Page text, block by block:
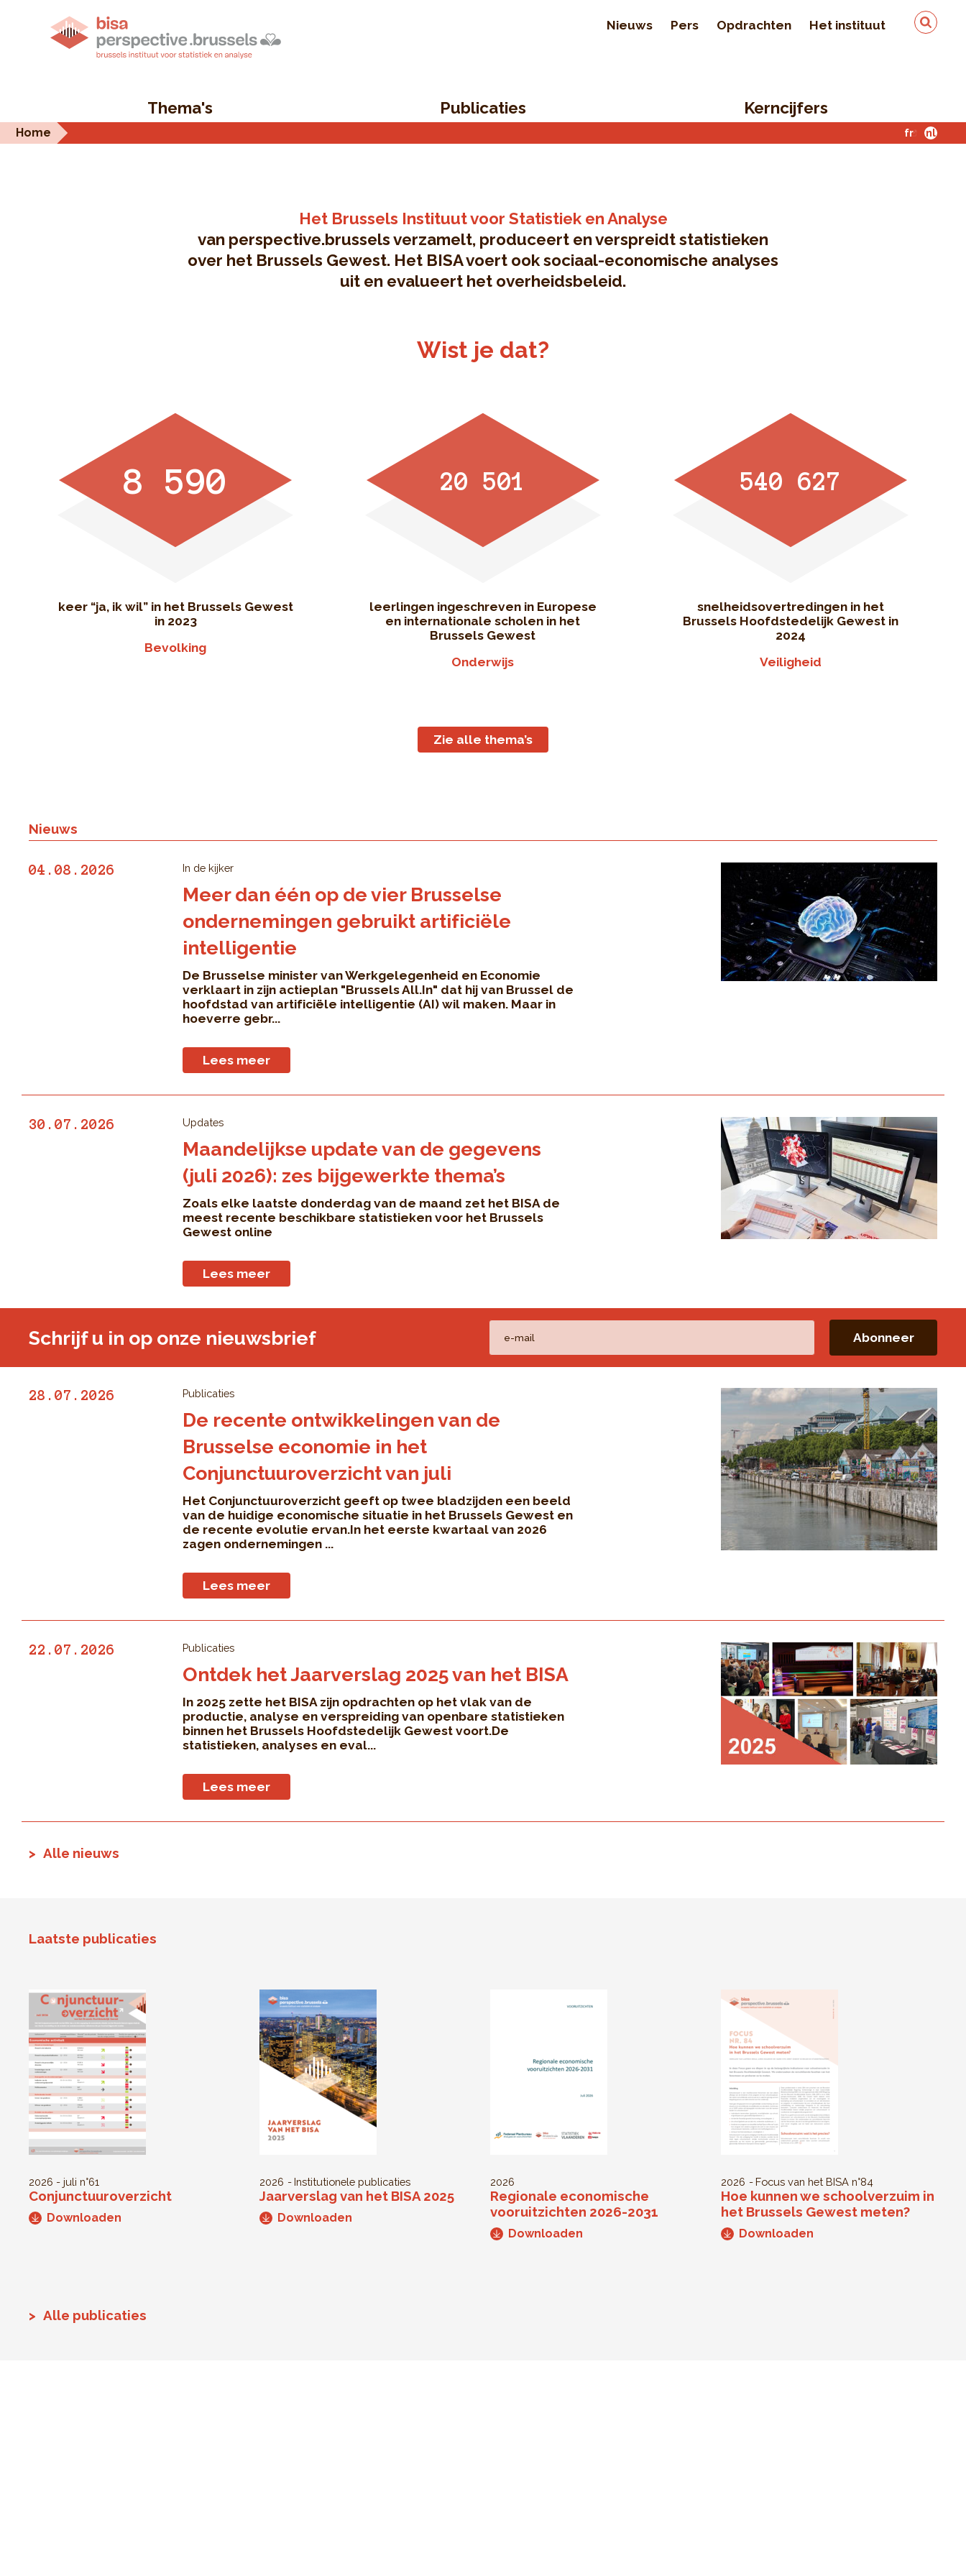
Nieuws Pers Opdrachten Het instituut
Kwaliteit en veiligheid
Thema's Publicaties Kerncijfers
Home fr nl
Het Brussels Instituut voor Statistiek en Analyse
van perspective.brussels verzamelt, produceert en verspreidt statistieken
over het Brussels Gewest. Het BISA voert ook sociaal-economische analyses
uit en evalueert het overheidsbeleid.
Wist je dat?
8 590
keer “ja, ik wil” in het Brussels Gewest
in 2023
Bevolking
20 501
leerlingen ingeschreven in Europese
en internationale scholen in het
Brussels Gewest
Onderwijs
540 627
snelheidsovertredingen in het
Brussels Hoofdstedelijk Gewest in
2024
Veiligheid
Zie alle thema’s
Nieuws
Schrijf u in op onze nieuwsbrief
04.08.2026 In de kijker
Meer dan één op de vier Brusselse
ondernemingen gebruikt artificiële
intelligentie
De Brusselse minister van Werkgelegenheid en Economie
verklaart in zijn actieplan "Brussels All.In" dat hij van Brussel de
hoofdstad van artificiële intelligentie (AI) wil maken. Maar in
hoeverre gebr...
Lees meer
30.07.2026 Updates
Maandelijkse update van de gegevens
(juli 2026): zes bijgewerkte thema’s
Zoals elke laatste donderdag van de maand zet het BISA de
meest recente beschikbare statistieken voor het Brussels
Gewest online
Lees meer
28.07.2026 Publicaties
De recente ontwikkelingen van de
Brusselse economie in het
Conjunctuuroverzicht van juli
Het Conjunctuuroverzicht geeft op twee bladzijden een beeld
van de huidige economische situatie in het Brussels Gewest en
de recente evolutie ervan.In het eerste kwartaal van 2026
zagen ondernemingen ...
Lees meer
22.07.2026 Publicaties
Ontdek het Jaarverslag 2025 van het BISA
In 2025 zette het BISA zijn opdrachten op het vlak van de
productie, analyse en verspreiding van openbare statistieken
binnen het Brussels Hoofdstedelijk Gewest voort.De
statistieken, analyses en eval...
Lees meer
Alle nieuws
Laatste publicaties
2026 - juli n°61
Conjunctuuroverzicht
Downloaden
2026 Institutionele publicaties
Jaarverslag van het BISA 2025
Downloaden
2026
Regionale economische
vooruitzichten 2026-2031
Downloaden
2026 Focus van het BISA n°84
Hoe kunnen we schoolverzuim in
het Brussels Gewest meten?
Downloaden
Alle publicaties